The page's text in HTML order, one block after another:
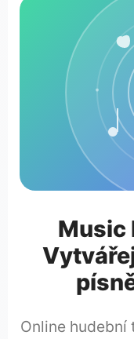
Music
Online hudební